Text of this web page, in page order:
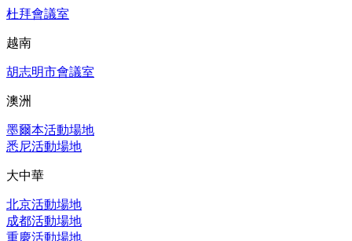
杜拜會議室
越南
胡志明市會議室
澳洲
墨爾本活動場地
悉尼活動場地
大中華
北京活動場地
成都活動場地
重慶活動場地